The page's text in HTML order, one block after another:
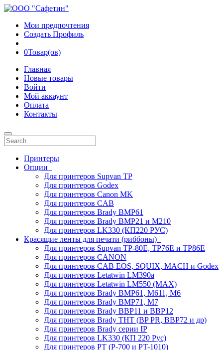
Мои предпочтения
Создать Профиль
0Товар(ов)
Главная
Новые товары
Войти
Мой аккаунт
Оплата
Контакты
Принтеры
Опции
Для принтеров Supvan TP
Для принтеров Godex
Для принтеров Canon MK
Для принтеров CAB
Для принтеров Brady BMP61
Для принтеров Brady BMP21 и M210
Для принтеров LK330 (КП220 РУС)
Красящие ленты для печати (риббоны)
Для принтеров Supvan TP-80E, TP76E и TP86E
Для принтеров CANON
Для принтеров CAB EOS, SQUIX, MACH и Godex
Для принтеров Letatwin LM390a
Для принтеров Letatwin LM550 (MAX)
Для принтеров Brady BMP61, M611, M6
Для принтеров Brady BMP71, M7
Для принтеров Brady BBP11 и BBP12
Для принтеров Brady THT (BP PR, BBP72 и др)
Для принтеров Brady серии IP
Для принтеров LK330 (КП 220 Рус)
Для принтеров PT (P-700 и PT-1010)